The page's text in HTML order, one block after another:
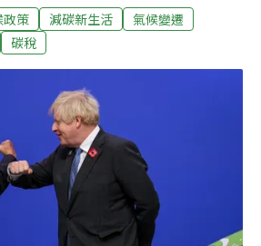
新幣（約新台幣520元）。還沒
還會更高，預計2026和2027年左右
（新加坡也是其中之一）行情走的
人好奇即將開徵的「碳費」，到底
拉高數倍，碳稅水平比肩先進國家
始徵收碳稅，當時創下東南亞國家的
劃是，到2030年把碳稅緩步拉抬到
率水平，在國際間算是敬陪末座，而
釋是：為了給企業更多時間適應。按
政策 減碳新生活
氣候變遷
碳稅